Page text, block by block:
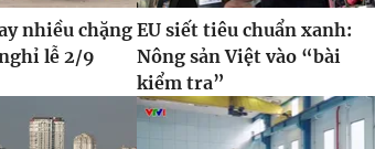
nhiều chặng
lễ 2/9
EU siết tiêu chuẩn xanh:
Nông sản Việt vào “bài
kiểm tra”